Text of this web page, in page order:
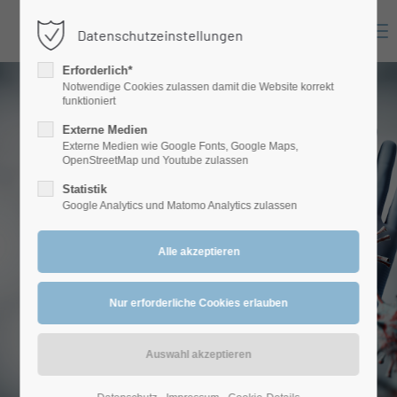
Login
Benutzername
Passwort
Support
Lorem ipsum dolor sit amet:
Datenschutzeinstellungen
Erforderlich*
Notwendige Cookies zulassen damit die Website korrekt
funktioniert
Externe Medien
Externe Medien wie Google Fonts, Google Maps,
OpenStreetMap und Youtube zulassen
Statistik
Google Analytics und Matomo Analytics zulassen